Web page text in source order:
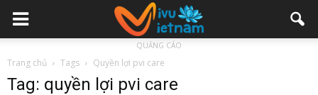
QUẢNG CÁO
Trang chủ Tags Quyền lợi pvi care
Tag: quyền lợi pvi care